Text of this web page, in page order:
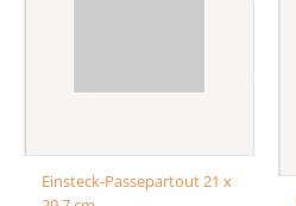
Einsteck-Passepartout 21 x